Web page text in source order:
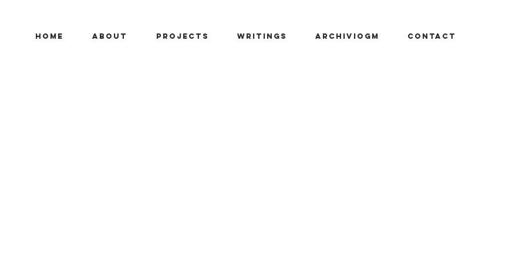
HOME ABOUT PROJECTS WRITINGS ARCHIVIOGM CONTACT